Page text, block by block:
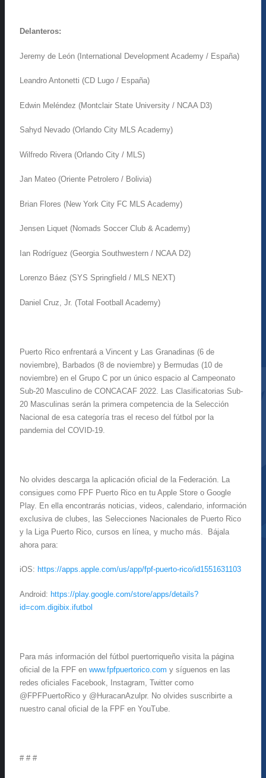
Delanteros:
Jeremy de León (International Development Academy / España)
Leandro Antonetti (CD Lugo / España)
Edwin Meléndez (Montclair State University / NCAA D3)
Sahyd Nevado (Orlando City MLS Academy)
Wilfredo Rivera (Orlando City / MLS)
Jan Mateo (Oriente Petrolero / Bolivia)
Brian Flores (New York City FC MLS Academy)
Jensen Liquet (Nomads Soccer Club & Academy)
Ian Rodríguez (Georgia Southwestern / NCAA D2)
Lorenzo Báez (SYS Springfield / MLS NEXT)
Daniel Cruz, Jr. (Total Football Academy)
Puerto Rico enfrentará a Vincent y Las Granadinas (6 de
noviembre), Barbados (8 de noviembre) y Bermudas (10 de
noviembre) en el Grupo C por un único espacio al Campeonato
Sub-20 Masculino de CONCACAF 2022. Las Clasificatorias Sub-
20 Masculinas serán la primera competencia de la Selección
Nacional de esa categoría tras el receso del fútbol por la
pandemia del COVID-19.
No olvides descarga la aplicación oficial de la Federación. La
consigues como FPF Puerto Rico en tu Apple Store o Google
Play. En ella encontrarás noticias, videos, calendario, información
exclusiva de clubes, las Selecciones Nacionales de Puerto Rico
y la Liga Puerto Rico, cursos en línea, y mucho más. Bájala
ahora para:
iOS: https://apps.apple.com/us/app/fpf-puerto-rico/id1551631103
Android: https://play.google.com/store/apps/details?
id=com.digibix.ifutbol
Para más información del fútbol puertorriqueño visita la página
oficial de la FPF en www.fpfpuertorico.com y síguenos en las
redes oficiales Facebook, Instagram, Twitter como
@FPFPuertoRico y @HuracanAzulpr. No olvides suscribirte a
nuestro canal oficial de la FPF en YouTube.
# # #